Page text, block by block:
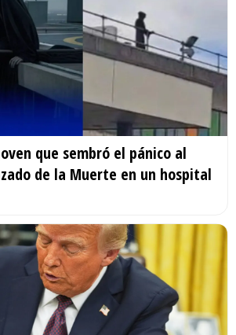
que sembró el pánico al
de la Muerte en un hospital